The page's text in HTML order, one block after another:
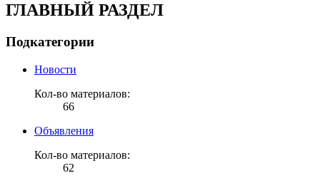
ГЛАВНЫЙ РАЗДЕЛ
Подкатегории
Новости
Кол-во материалов:
66
Объявления
Кол-во материалов:
62